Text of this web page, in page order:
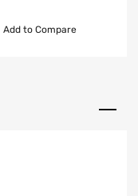
Add to Compare